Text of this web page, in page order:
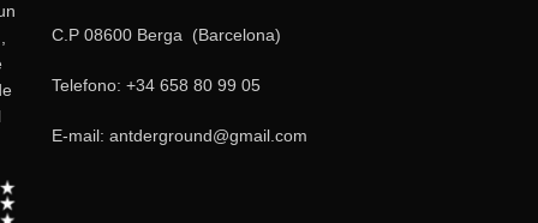
C.P 08600 Berga (Barcelona)
Telefono: +34 658 80 99 05
E-mail: antderground@gmail.com